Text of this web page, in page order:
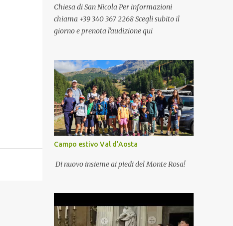
Chiesa di San Nicola Per informazioni
chiama +39 340 367 2268 Scegli subito il
giorno e prenota l'audizione qui
Campo estivo Val d'Aosta
Di nuovo insieme ai piedi del Monte Rosa!